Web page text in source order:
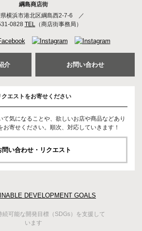
綱島商店街
横浜市港北区綱島西2-7-6
／
0828 TEL（商店街事務局）
介 お問い合わせ
クエストをお寄せください
て気になることや、欲しいお店や商品などあり
お寄せください。順次、対応していきます！
問い合わせ・リクエスト
続可能な開発目標（SDGs）を支援して
います